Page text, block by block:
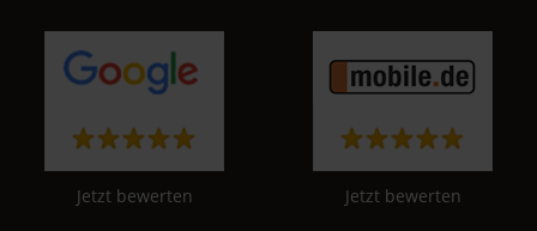
Jetzt bewerten Jetzt bewerten